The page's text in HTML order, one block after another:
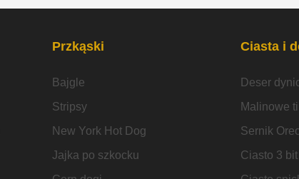
Przkąski
Bajgle
Stripsy
New York Hot Dog
Jajka po szkocku
Ciasta i
Deser
Malinowe
Sernik
Ciasto 3 bit